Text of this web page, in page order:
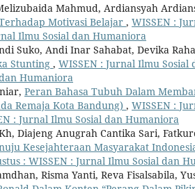
Mahmud, Ardiansyah
Motivasi Belajar , WISSEN :
Ilmu Sosial dan Humaniora
Suko, Andi Inar Sahabat, Devika
Stunting , WISSEN : Jurnal Ilmu Sosial
Humaniora
Peran Bahasa Tubuh Dalam
Remaja Kota Bandung) , WISSEN :
: Jurnal Ilmu Sosial dan Humaniora
Diajeng Anugrah Cantika Sari,
Kesejahteraan Masyarakat
: WISSEN : Jurnal Ilmu Sosial dan
Risma Yanti, Reva Fisalsabila,